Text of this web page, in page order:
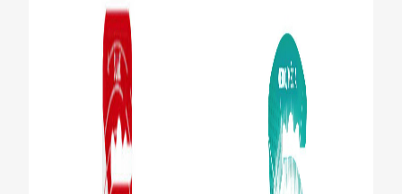
CORRESPONDENCIA DE PRODUCTOS
PARA PROFESIONALES